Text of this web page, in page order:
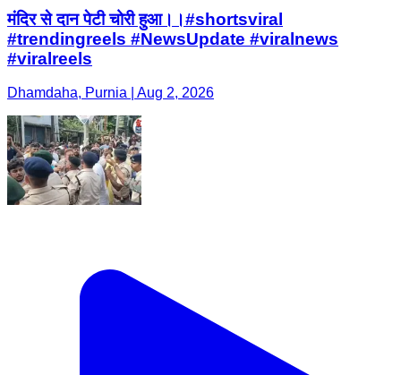
मंदिर से दान पेटी चोरी हुआ।।#shortsviral
#trendingreels #NewsUpdate #viralnews
#viralreels
Dhamdaha, Purnia | Aug 2, 2026